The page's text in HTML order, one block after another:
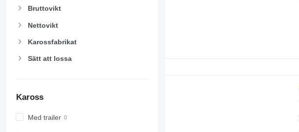
Bruttovikt
Nettovikt
Karossfabrikat
Sätt att lossa
Kaross
Med trailer